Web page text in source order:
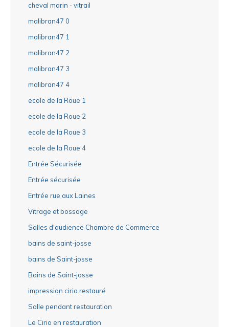
cheval marin - vitrail
malibran47 0
malibran47 1
malibran47 2
malibran47 3
malibran47 4
ecole de la Roue 1
ecole de la Roue 2
ecole de la Roue 3
ecole de la Roue 4
Entrée Sécurisée
Entrée sécurisée
Entrée rue aux Laines
Vitrage et bossage
Salles d'audience Chambre de Commerce
bains de saint-josse
bains de Saint-josse
Bains de Saint-josse
impression cirio restauré
Salle pendant restauration
Le Cirio en restauration